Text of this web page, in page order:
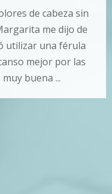
de cabeza sin
me dijo de
utilizar una férula
mejor por las
buena ...